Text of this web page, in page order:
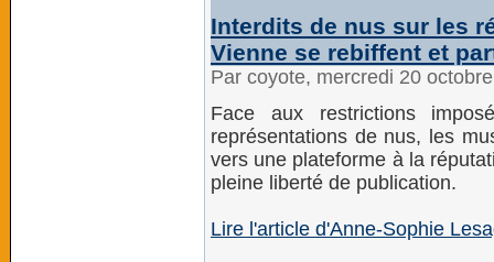
Interdits de nus sur les
Vienne se rebiffent et
Par coyote, mercredi 20
Face aux restrictions
représentations de nus, les
vers une plateforme à la
pleine liberté de publication.
Lire l'article d'Anne-Sophie